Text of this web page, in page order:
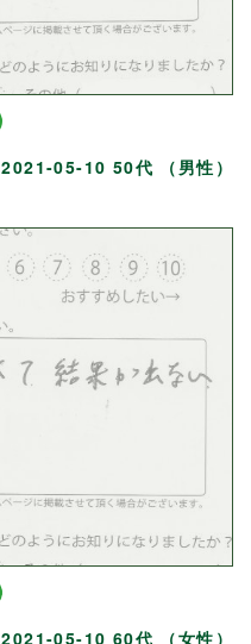
2021-05-10 50代 （男性）
2021-05-10 60代 （女性）